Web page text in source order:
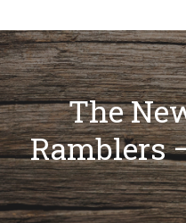
The
Ramblers